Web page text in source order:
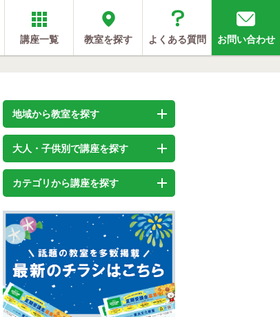
講座一覧 教室を探す よくある質問 お問い合わせ
地域から教室を探す
大人・子供別で講座を探す
カテゴリから講座を探す